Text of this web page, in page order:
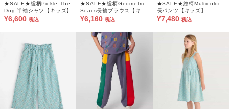
★SALE★総柄Pickle The
Dog 半袖シャツ【キッズ】
¥6,600 税込
★SALE★総柄Geometric
Scacs長袖ブラウス【キッ
ズ】
¥6,160 税込
★SALE★総柄Multicolor
長パンツ【キッズ】
¥7,480 税込